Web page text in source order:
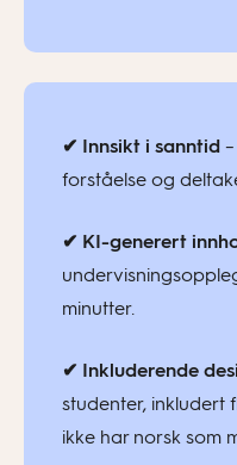
✔ Innsikt i sanntid
forståelse og
✔ KI-generert
minutter.
✔ Inkluderende
studenter, inkludert
ikke har norsk som